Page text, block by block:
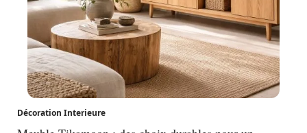
Décoration Interieure